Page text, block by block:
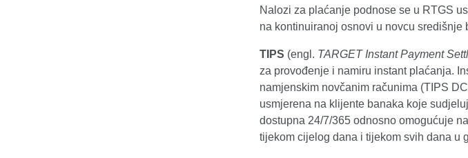
Nalozi za plaćanje podnose se u RTGS
na kontinuiranoj osnovi u novcu središnje
TIPS (engl. TARGET Instant Payment
za provođenje i namiru instant plaćanja.
namjenskim novčanim računima (TIPS
usmjerena na klijente banaka koje
dostupna 24/7/365 odnosno omogućuje
tijekom cijelog dana i tijekom svih dana u